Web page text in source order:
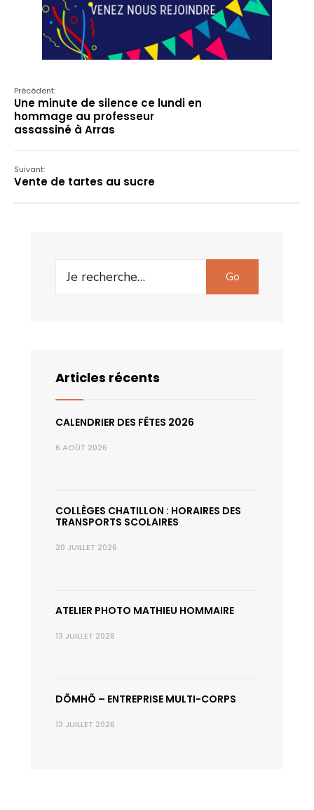
Précédent:
Une minute de silence ce lundi en
hommage au professeur
assassiné à Arras
Suivant:
Vente de tartes au sucre
Search
Go
Articles récents
CALENDRIER DES FÊTES 2026
6 AOÛT 2026
COLLÈGES CHATILLON : HORAIRES DES
TRANSPORTS SCOLAIRES
20 JUILLET 2026
ATELIER PHOTO MATHIEU HOMMAIRE
13 JUILLET 2026
DÕMHÕ – ENTREPRISE MULTI-CORPS
13 JUILLET 2026